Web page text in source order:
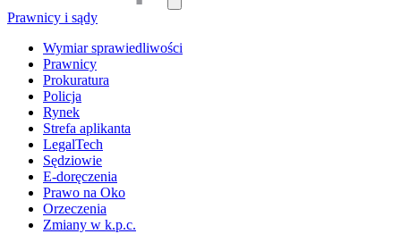
Prawnicy i sądy
Wymiar sprawiedliwości
Prawnicy
Prokuratura
Policja
Rynek
Strefa aplikanta
LegalTech
Sędziowie
E-doręczenia
Prawo na Oko
Orzeczenia
Zmiany w k.p.c.